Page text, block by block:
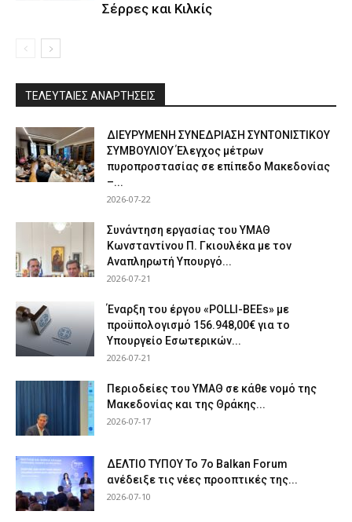
Σέρρες και Κιλκίς
ΤΕΛΕΥΤΑΙΕΣ ΑΝΑΡΤΗΣΕΙΣ
ΔΙΕΥΡΥΜΕΝΗ ΣΥΝΕΔΡΙΑΣΗ ΣΥΝΤΟΝΙΣΤΙΚΟΥ
ΣΥΜΒΟΥΛΙΟΥ Έλεγχος μέτρων
πυροπροστασίας σε επίπεδο Μακεδονίας
–...
2026-07-22
Συνάντηση εργασίας του ΥΜΑΘ
Κωνσταντίνου Π. Γκιουλέκα με τον
Αναπληρωτή Υπουργό...
2026-07-21
Έναρξη του έργου «POLLI-BEEs» με
προϋπολογισμό 156.948,00€ για το
Υπουργείο Εσωτερικών...
2026-07-21
Περιοδείες του ΥΜΑΘ σε κάθε νομό της
Μακεδονίας και της Θράκης...
2026-07-17
ΔΕΛΤΙΟ ΤΥΠΟΥ Το 7ο Balkan Forum
ανέδειξε τις νέες προοπτικές της...
2026-07-10